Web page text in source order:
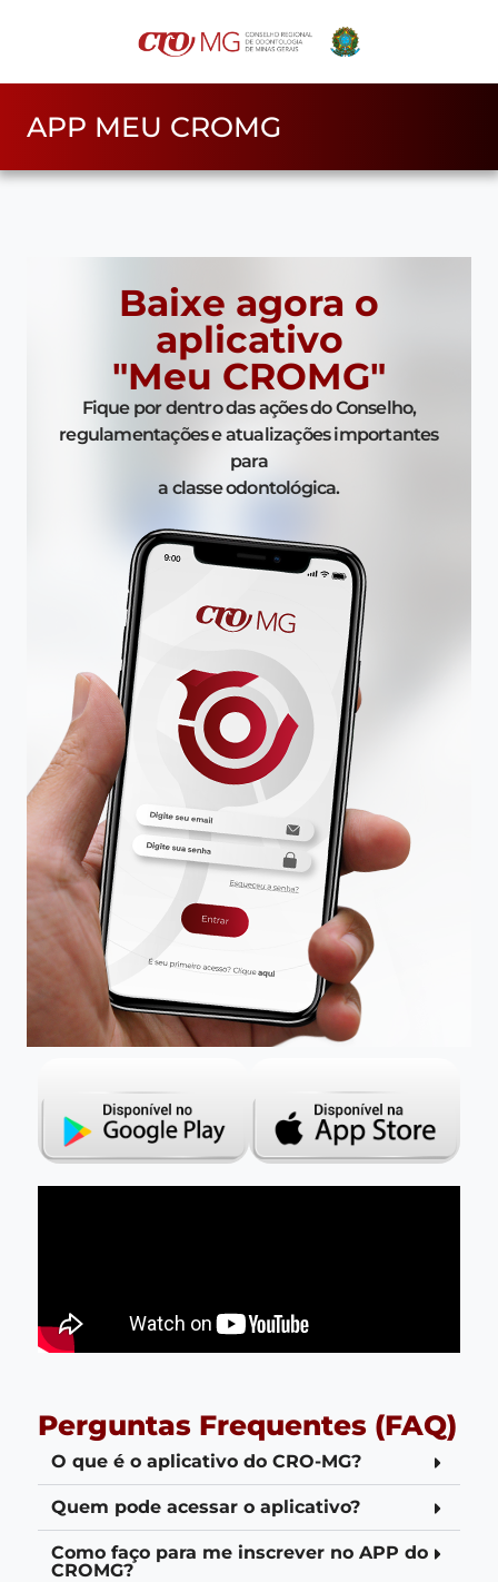
APP MEU CROMG
Baixe agora o
aplicativo
"Meu CROMG"
Fique por dentro das ações do Conselho,
regulamentações e atualizações importantes
para
a classe odontológica.
Perguntas Frequentes (FAQ)
O que é o aplicativo do CRO-MG?
Quem pode acessar o aplicativo?
Como faço para me inscrever no APP do
CROMG?